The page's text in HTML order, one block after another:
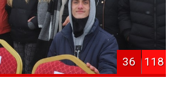
36 118